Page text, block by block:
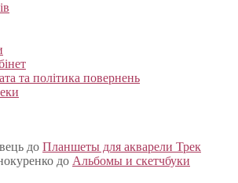
та політика повернень
до Планшеты для акварели Трек
до Альбомы и скетчбуки